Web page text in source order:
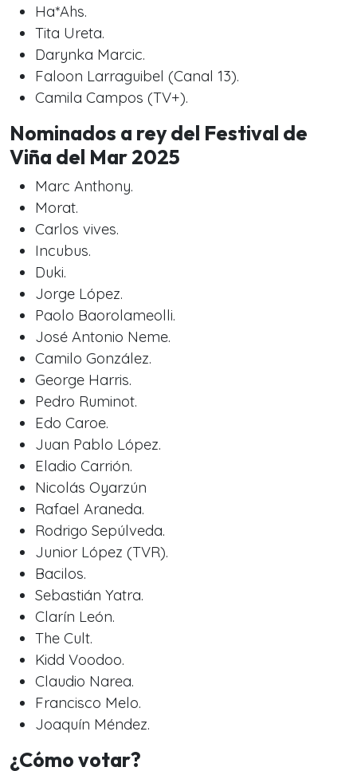
Ha*Ahs.
Tita Ureta.
Darynka Marcic.
Faloon Larraguibel (Canal 13).
Camila Campos (TV+).
Nominados a rey del Festival de
Viña del Mar 2025
Marc Anthony.
Morat.
Carlos vives.
Incubus.
Duki.
Jorge López.
Paolo Baorolameolli.
José Antonio Neme.
Camilo González.
George Harris.
Pedro Ruminot.
Edo Caroe.
Juan Pablo López.
Eladio Carrión.
Nicolás Oyarzún
Rafael Araneda.
Rodrigo Sepúlveda.
Junior López (TVR).
Bacilos.
Sebastián Yatra.
Clarín León.
The Cult.
Kidd Voodoo.
Claudio Narea.
Francisco Melo.
Joaquín Méndez.
¿Cómo votar?